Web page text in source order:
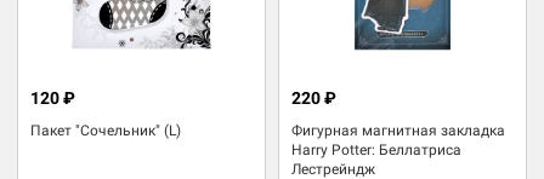
Пакет "Сочельник" (L)
120 ₽
Фигурная магнитная закладка
Harry Potter: Беллатриса
Лестрейндж
220 ₽